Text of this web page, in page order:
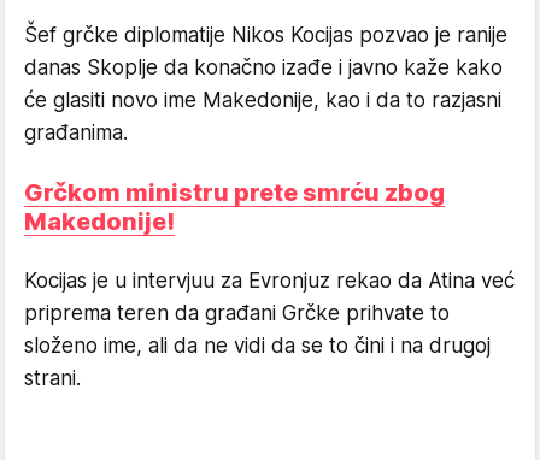
Šef grčke diplomatije Nikos Kocijas pozvao je ranije
danas Skoplje da konačno izađe i javno kaže kako
će glasiti novo ime Makedonije, kao i da to razjasni
građanima.
Grčkom ministru prete smrću zbog
Makedonije!
Kocijas je u intervjuu za Evronjuz rekao da Atina već
priprema teren da građani Grčke prihvate to
složeno ime, ali da ne vidi da se to čini i na drugoj
strani.